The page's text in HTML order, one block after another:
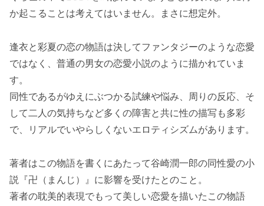
か起こることは考えてはいません。まさに想定外。
逢衣と彩夏の恋の物語は決してファンタジーのような恋愛
ではなく、普通の男女の恋愛小説のように描かれていま
す。
同性であるがゆえにぶつかる試練や悩み、周りの反応、そ
して二人の気持ちなど多くの障害と共に性の描写も多彩
で、リアルでいやらしくないエロティシズムがあります。
著者はこの物語を書くにあたって谷崎潤一郎の同性愛の小
説『卍（まんじ）』に影響を受けたとのこと。
著者の耽美的表現でもって美しい恋愛を描いたこの物語